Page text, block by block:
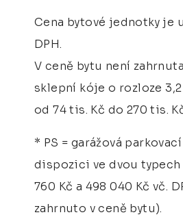
Cena bytové jednotky je
DPH.
V ceně bytu není
sklepní kóje o rozloze 3,2
od 74 tis. Kč do 270 tis.
* PS = garážová
dispozici ve dvou typech
760 Kč a 498 040 Kč vč.
zahrnuto v ceně bytu).